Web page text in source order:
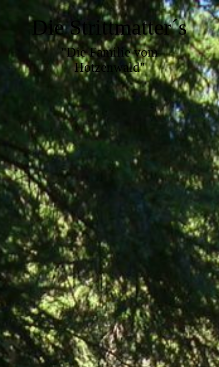
Die Strittmatter´s
"Die Familie vom
Hotzenwald"